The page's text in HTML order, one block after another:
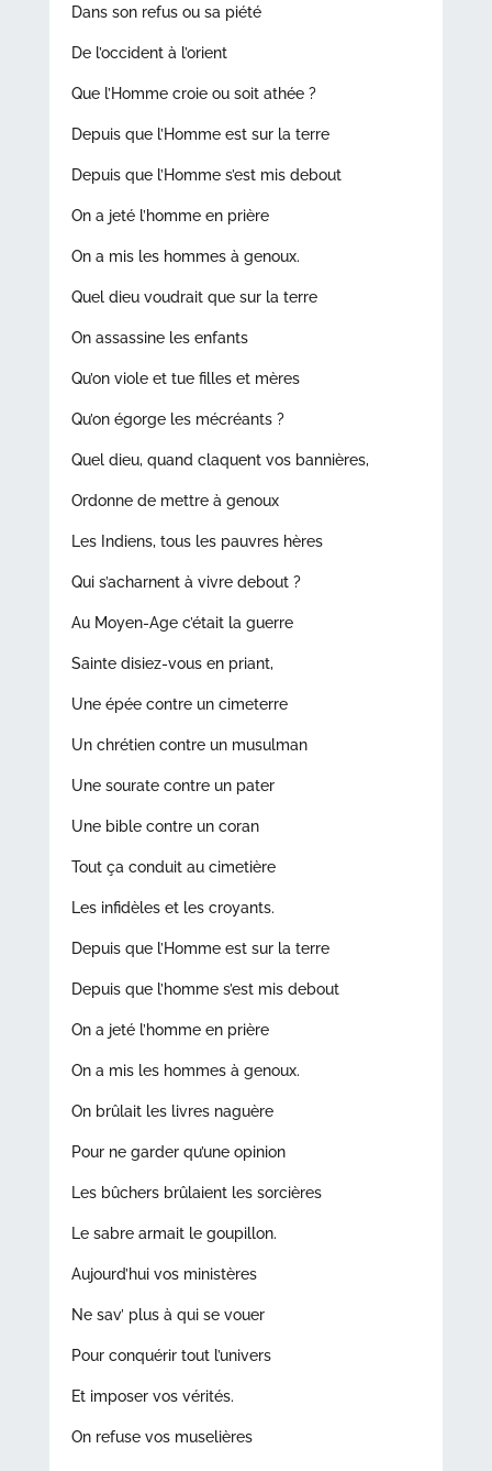
Dans son refus ou sa piété
De l’occident à l’orient
Que l’Homme croie ou soit athée ?
Depuis que l’Homme est sur la terre
Depuis que l’Homme s’est mis debout
On a jeté l’homme en prière
On a mis les hommes à genoux.
Quel dieu voudrait que sur la terre
On assassine les enfants
Qu’on viole et tue filles et mères
Qu’on égorge les mécréants ?
Quel dieu, quand claquent vos bannières,
Ordonne de mettre à genoux
Les Indiens, tous les pauvres hères
Qui s’acharnent à vivre debout ?
Au Moyen-Age c’était la guerre
Sainte disiez-vous en priant,
Une épée contre un cimeterre
Un chrétien contre un musulman
Une sourate contre un pater
Une bible contre un coran
Tout ça conduit au cimetière
Les infidèles et les croyants.
Depuis que l’Homme est sur la terre
Depuis que l’homme s’est mis debout
On a jeté l’homme en prière
On a mis les hommes à genoux.
On brûlait les livres naguère
Pour ne garder qu’une opinion
Les bûchers brûlaient les sorcières
Le sabre armait le goupillon.
Aujourd’hui vos ministères
Ne sav’ plus à qui se vouer
Pour conquérir tout l’univers
Et imposer vos vérités.
On refuse vos muselières